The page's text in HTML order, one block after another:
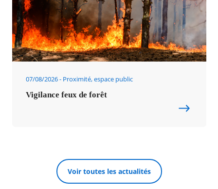
07/08/2026 Proximité, espace public
Vigilance feux de forêt
Voir toutes les actualités